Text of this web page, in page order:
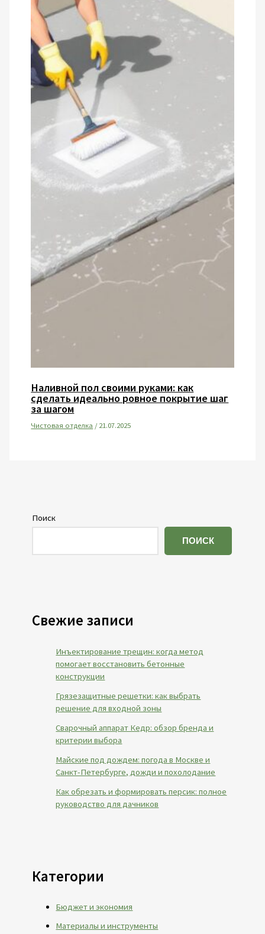
Наливной пол своими руками: как
сделать идеально ровное покрытие шаг
за шагом
Чистовая отделка /21.07.2025
Поиск
ПОИСК
Свежие записи
Инъектирование трещин: когда метод
помогает восстановить бетонные
конструкции
Грязезащитные решетки: как выбрать
решение для входной зоны
Сварочный аппарат Кедр: обзор бренда и
критерии выбора
Майские под дождем: погода в Москве и
Санкт-Петербурге, дожди и похолодание
Как обрезать и формировать персик: полное
руководство для дачников
Категории
Бюджет и экономия
Материалы и инструменты